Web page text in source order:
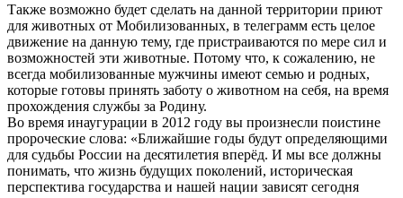
Также возможно будет сделать на данной территории приют
для животных от Мобилизованных, в телеграмм есть целое
движение на данную тему, где пристраиваются по мере сил и
возможностей эти животные. Потому что, к сожалению, не
всегда мобилизованные мужчины имеют семью и родных,
которые готовы принять заботу о животном на себя, на время
прохождения службы за Родину.
Во время инаугурации в 2012 году вы произнесли поистине
пророческие слова: «Ближайшие годы будут определяющими
для судьбы России на десятилетия вперёд. И мы все должны
понимать, что жизнь будущих поколений, историческая
перспектива государства и нашей нации зависят сегодня